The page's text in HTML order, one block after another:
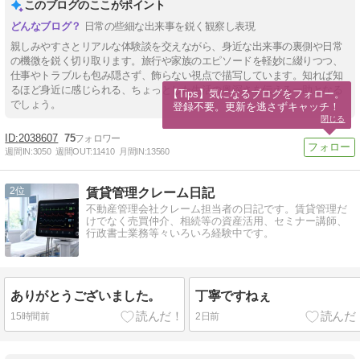
このブログのここがポイント
日常の些細な出来事を鋭く観察し表現
親しみやすさとリアルな体験談を交えながら、身近な出来事の裏側や日常
の機微を鋭く切り取ります。旅行や家族のエピソードを軽妙に綴りつつ、
仕事やトラブルも包み隠さず、飾らない視点で描写しています。知れば知
るほど身近に感じられる、ちょっとした生活の奥深さを伝える一助となる
でしょう。
2038607 75
週間IN:3050 週間OUT:11410 月間IN:13560
2 賃貸管理クレーム日記
不動産管理会社クレーム担当者の日記です。賃貸管理だ
けでなく売買仲介、相続等の資産活用、セミナー講師、
行政書士業務等々いろいろ経験中です。
ありがとうございました。
15時間前
丁寧ですねぇ
2日前
【Tips】気になるブログをフォロー。
登録不要。更新を逃さずキャッチ！
閉じる